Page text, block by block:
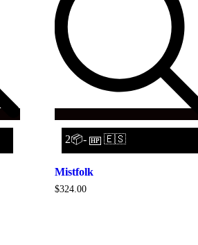
2📦- HP 🇪🇸
Mistfolk
$324.00